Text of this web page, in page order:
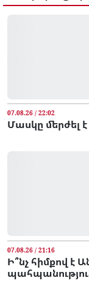
07.08.26 / 22:02
Մասկը մերժել է
07.08.26 / 21:16
Ի՞նչ հիմքով